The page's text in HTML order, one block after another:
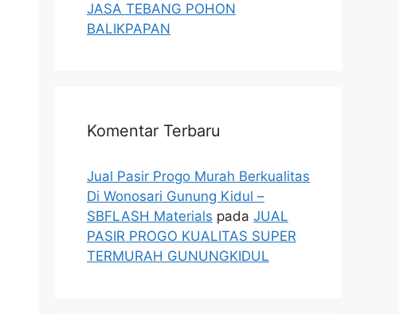
JASA TEBANG POHON
BALIKPAPAN
Komentar Terbaru
Jual Pasir Progo Murah Berkualitas
Di Wonosari Gunung Kidul –
SBFLASH Materials pada JUAL
PASIR PROGO KUALITAS SUPER
TERMURAH GUNUNGKIDUL